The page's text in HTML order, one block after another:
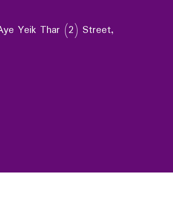
Yeik Thar (2) Street,